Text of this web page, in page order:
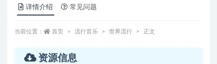
详情介绍 常见问题
当前位置： 首页 流行音乐 世界流行 正文
资源信息